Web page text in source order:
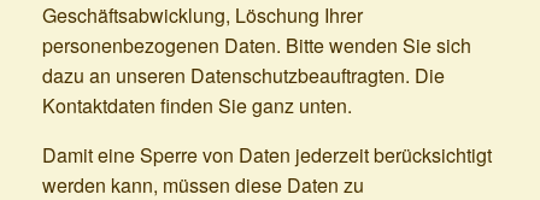
Geschäftsabwicklung, Löschung Ihrer
personenbezogenen Daten. Bitte wenden Sie sich
dazu an unseren Datenschutzbeauftragten. Die
Kontaktdaten finden Sie ganz unten.
Damit eine Sperre von Daten jederzeit berücksichtigt
werden kann, müssen diese Daten zu